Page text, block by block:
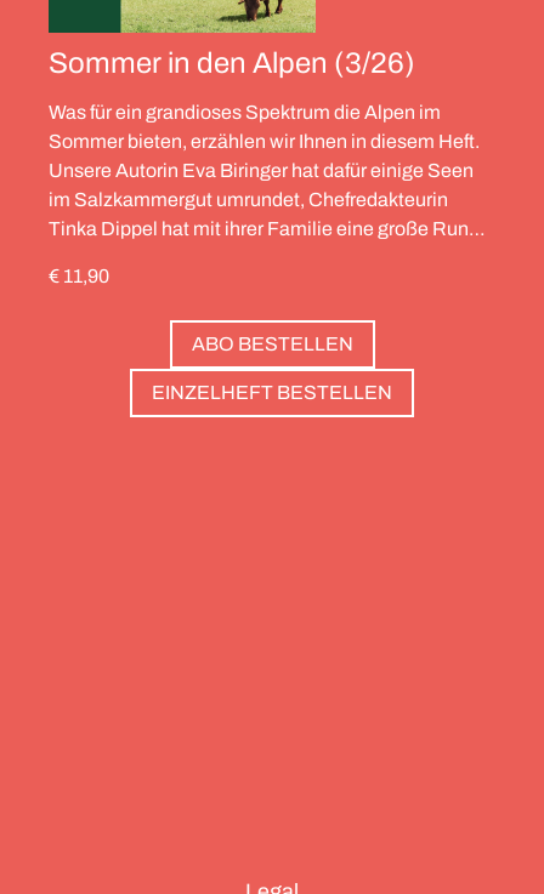
Sommer in den Alpen (3/26)
Was für ein grandioses Spektrum die Alpen im
Sommer bieten, erzählen wir Ihnen in diesem Heft.
Unsere Autorin Eva Biringer hat dafür einige Seen
im Salzkammergut umrundet, Chefredakteurin
Tinka Dippel hat mit ihrer Familie eine große Runde
Helfrich ist über viele Gipfel gegangen – von
Salzburg bis nach Triest. Und die Redaktion hat
zwölf Hotels gesammelt, die zweierlei gemeinsam
haben: Sie sind die perfekte Basis, um Gipfel zu
stürmen. Und sie haben wunderschöne Pools, um
€ 11,90
ABO BESTELLEN
EINZELHEFT BESTELLEN